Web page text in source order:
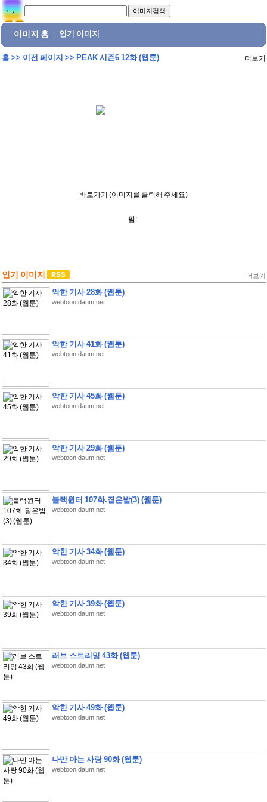
이미지 홈 인기 이미지
홈>> 이전 페이지 >> PEAK 시즌6 12화 (웹툰) 더보기
바로가기 (이미지를 클릭해 주세요)
펌:
인기 이미지 더보기
악한 기사 28화 (웹툰)
webtoon.daum.net
악한 기사 41화 (웹툰)
webtoon.daum.net
악한 기사 45화 (웹툰)
webtoon.daum.net
악한 기사 29화 (웹툰)
webtoon.daum.net
블랙윈터 107화.짙은밤(3) (웹툰)
webtoon.daum.net
악한 기사 34화 (웹툰)
webtoon.daum.net
악한 기사 39화 (웹툰)
webtoon.daum.net
러브 스트리밍 43화 (웹툰)
webtoon.daum.net
악한 기사 49화 (웹툰)
webtoon.daum.net
나만 아는 사랑 90화 (웹툰)
webtoon.daum.net